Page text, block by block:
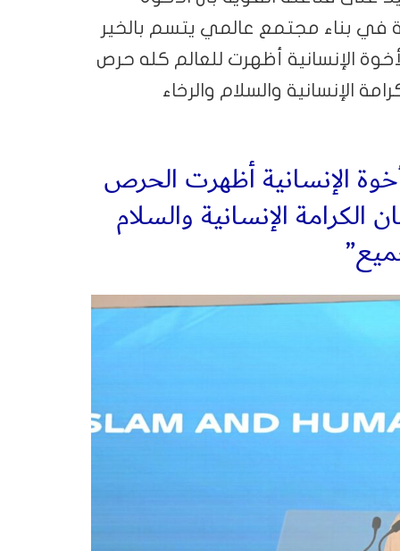
في بناء مجتمع عالمي يتسم بالخير
الإنسانية أظهرت للعالم كله حرص
الإنسانية والسلام والرخاء
الإنسانية أظهرت الحرص
الكرامة الإنسانية والسلام